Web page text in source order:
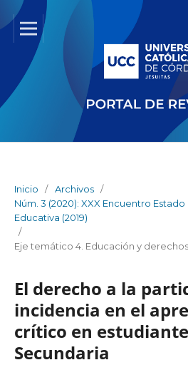
Inicio / Archivos /
Núm. 3 (2020): XXX Encuentro
Educativa (2019)
/
Eje temático 4. Educación y
El derecho a la
incidencia en el
crítico en
Secundaria